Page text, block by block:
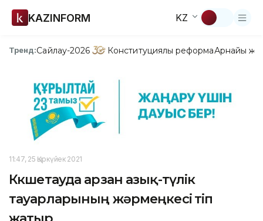
KAZINFORM KZ
Тренд:Сайлау-2026 Конституциялық реформаАрнайы
11:47, 25 Қыркүйек 2021
Көкшетауда арзан азық-түлік
тауарларының жәрмеңкесі өтіп